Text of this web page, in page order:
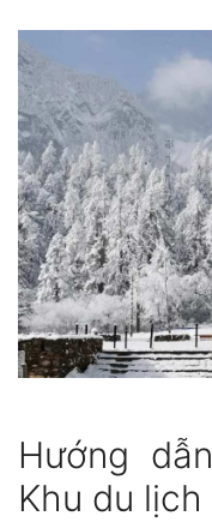
Hướng
Khu du